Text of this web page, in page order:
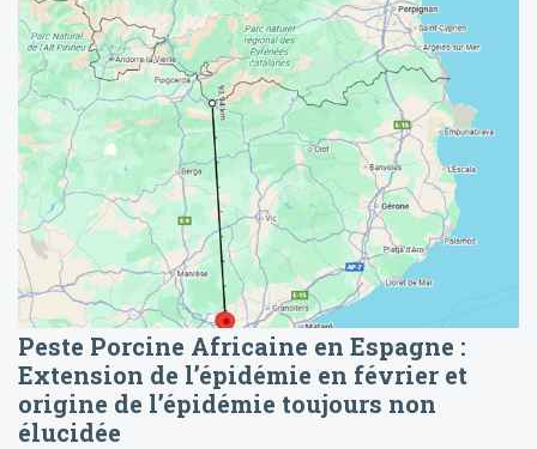
Peste Porcine Africaine en Espagne :
Extension de l’épidémie en février et
origine de l’épidémie toujours non
élucidée